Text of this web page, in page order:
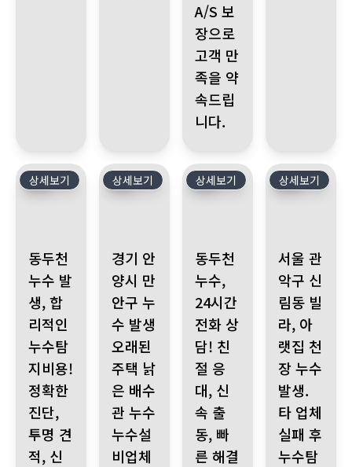
A/S 보
장으로
고객 만
족을 약
속드립
니다.
28
상세보기
동두천
누수 발
생, 합
리적인
누수탐
지비용!
정확한
진단,
투명 견
적, 신
27
상세보기
경기 안
양시 만
안구 누
수 발생
오래된
주택 낡
은 배수
관 누수
누수설
비업체
26
상세보기
동두천
누수,
24시간
전화 상
담! 친
절 응
대, 신
속 출
동, 빠
른 해결
25
상세보기
서울 관
악구 신
림동 빌
라, 아
랫집 천
장 누수
발생.
타 업체
실패 후
누수탐